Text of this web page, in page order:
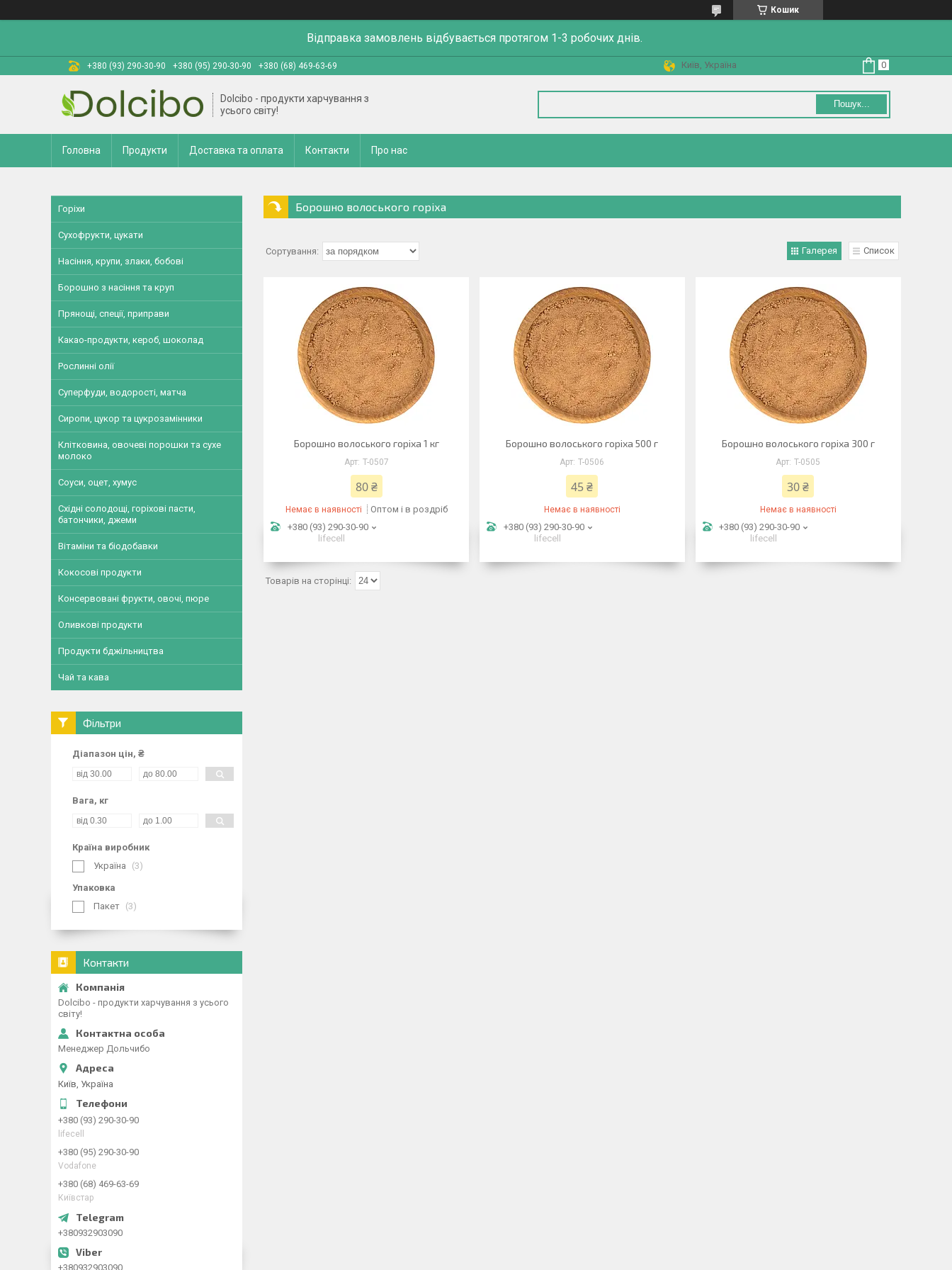
Кошик
Відправка замовлень відбувається протягом 1-3 робочих днів.
+380 (93) 290-30-90 +380 (95) 290-30-90 +380 (68) 469-63-69 Київ, Україна
Dolcibo - продукти харчування з
усього світу!
Пошук...
Головна Продукти Доставка та оплата Контакти Про нас
Борошно волоського горіха
Галерея Список
Борошно волоського горіха 1 кг
T-0507
80 ₴
Немає в наявності
Оптом і в роздріб
+380 (93) 290-30-90
lifecell
Борошно волоського горіха 500 г
T-0506
45 ₴
Немає в наявності
+380 (93) 290-30-90
lifecell
Борошно волоського горіха 300 г
T-0505
30 ₴
Немає в наявності
+380 (93) 290-30-90
lifecell
Горіхи
Сухофрукти, цукати
Насіння, крупи, злаки, бобові
Борошно з насіння та круп
Прянощі, спеції, приправи
Какао-продукти, кероб, шоколад
Рослинні олії
Суперфуди, водорості, матча
Сиропи, цукор та цукрозамінники
Клітковина, овочеві порошки та сухе
молоко
Соуси, оцет, хумус
Східні солодощі, горіхові пасти,
батончики, джеми
Вітаміни та біодобавки
Кокосові продукти
Консервовані фрукти, овочі, пюре
Оливкові продукти
Продукти бджільництва
Чай та кава
Фільтри
Діапазон цін, ₴
Вага, кг
Країна виробник
Україна
3
Упаковка
Пакет
3
Контакти
Dolcibo - продукти харчування з усього
світу!
Менеджер Дольчибо
Київ, Україна
+380 (93) 290-30-90
lifecell
+380 (95) 290-30-90
Vodafone
+380 (68) 469-63-69
Київстар
+380932903090
+380932903090